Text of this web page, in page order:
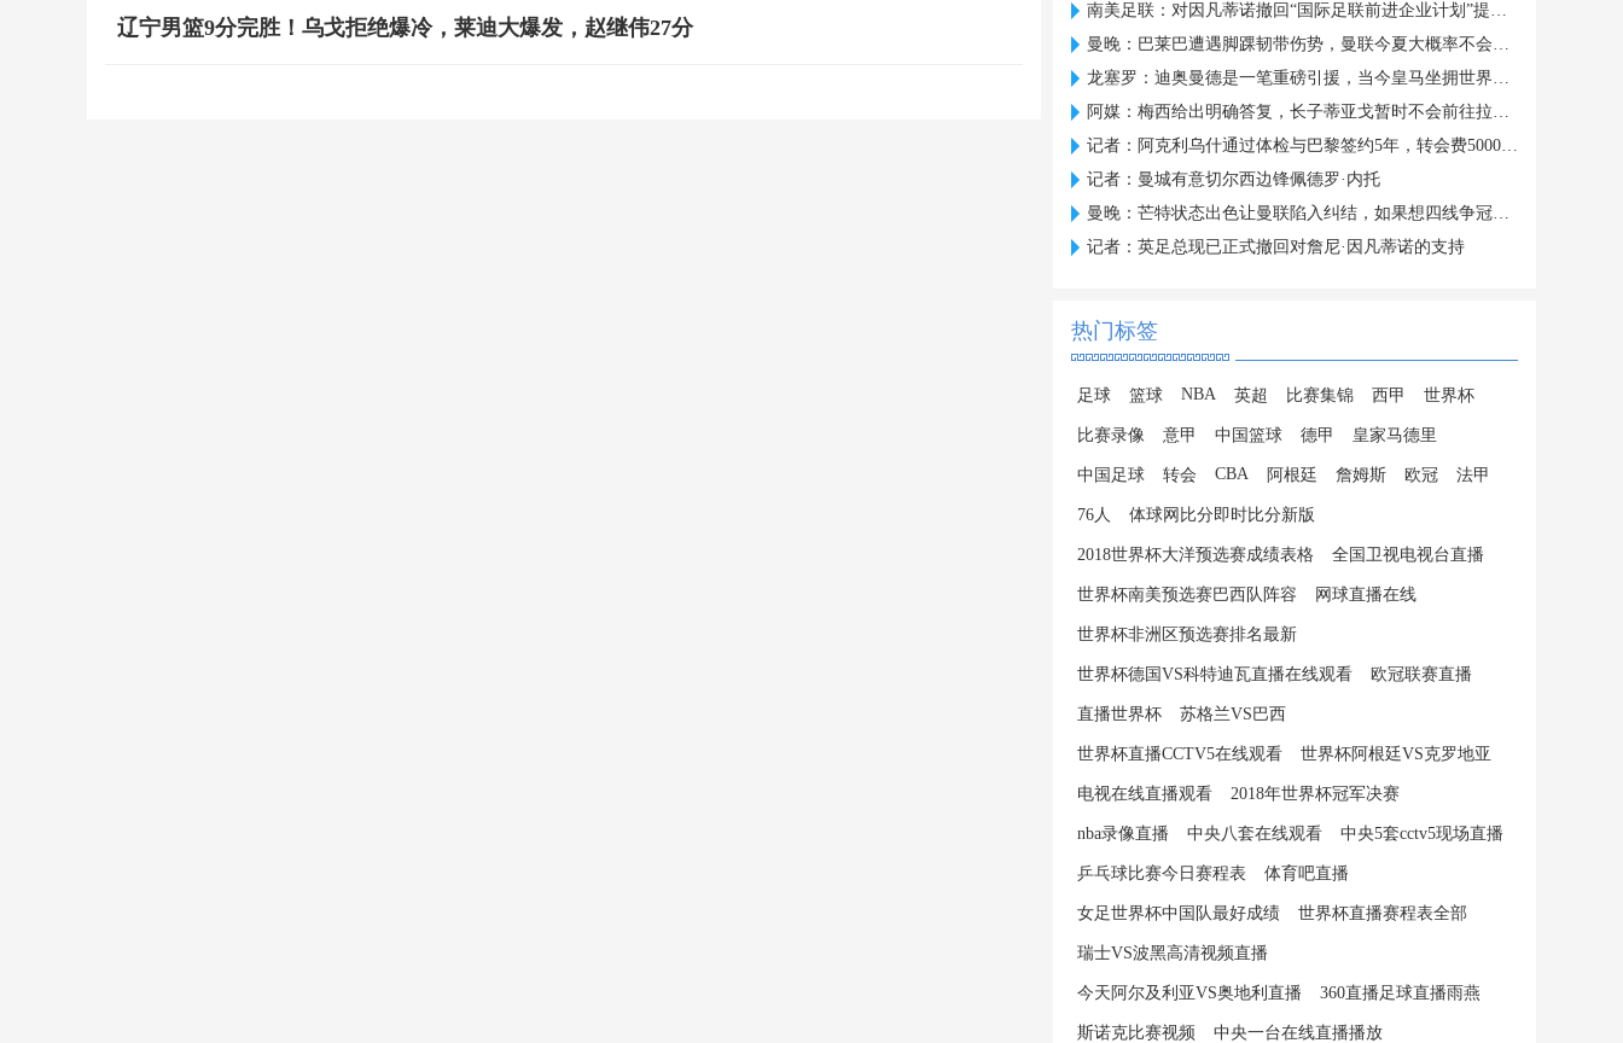
辽宁男篮9分完胜！乌戈拒绝爆冷，莱迪大爆发，赵继伟27分
南美足联：对因凡蒂诺撤回“国际足联前进企业计划”提案表示欢迎
曼晚：巴莱巴遭遇脚踝韧带伤势，曼联今夏大概率不会继续追求他
龙塞罗：迪奥曼德是一笔重磅引援，当今皇马坐拥世界独一档攻击线
阿媒：梅西给出明确答复，长子蒂亚戈暂时不会前往拉玛西亚青训
记者：阿克利乌什通过体检与巴黎签约5年，转会费5000万欧元
记者：曼城有意切尔西边锋佩德罗·内托
曼晚：芒特状态出色让曼联陷入纠结，如果想四线争冠可能还得买人
记者：英足总现已正式撤回对詹尼·因凡蒂诺的支持
热门标签
足球 篮球 NBA 英超 比赛集锦 西甲 世界杯
比赛录像 意甲 中国篮球 德甲 皇家马德里
中国足球 转会 CBA 阿根廷 詹姆斯 欧冠 法甲
76人 体球网比分即时比分新版
2018世界杯大洋预选赛成绩表格 全国卫视电视台直播
世界杯南美预选赛巴西队阵容 网球直播在线
世界杯非洲区预选赛排名最新
世界杯德国VS科特迪瓦直播在线观看 欧冠联赛直播
直播世界杯 苏格兰VS巴西
世界杯直播CCTV5在线观看 世界杯阿根廷VS克罗地亚
电视在线直播观看 2018年世界杯冠军决赛
nba录像直播 中央八套在线观看 中央5套cctv5现场直播
乒乓球比赛今日赛程表 体育吧直播
女足世界杯中国队最好成绩 世界杯直播赛程表全部
瑞士VS波黑高清视频直播
今天阿尔及利亚VS奥地利直播 360直播足球直播雨燕
斯诺克比赛视频 中央一台在线直播播放